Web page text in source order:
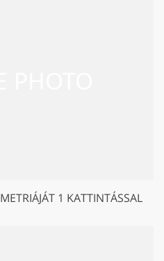
1 KATTINTÁSSAL